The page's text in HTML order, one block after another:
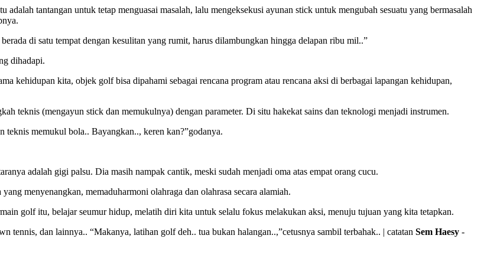
tantangan untuk tetap menguasai masalah, lalu mengeksekusi ayunan stick untuk mengubah sesuatu yang bermasalah
di satu tempat dengan kesulitan yang rumit, harus dilambungkan hingga delapan ribu mil..”
dihadapi.
kehidupan kita, objek golf bisa dipahami sebagai rencana program atau rencana aksi di berbagai lapangan kehidupan,
teknis (mengayun stick dan memukulnya) dengan parameter. Di situ hakekat sains dan teknologi menjadi instrumen.
teknis memukul bola.. Bayangkan.., keren kan?”godanya.
adalah gigi palsu. Dia masih nampak cantik, meski sudah menjadi oma atas empat orang cucu.
menyenangkan, memaduharmoni olahraga dan olahrasa secara alamiah.
golf itu, belajar seumur hidup, melatih diri kita untuk selalu fokus melakukan aksi, menuju tujuan yang kita tetapkan.
tennis, dan lainnya.. “Makanya, latihan golf deh.. tua bukan halangan..,”cetusnya sambil terbahak.. | catatan Sem Haesy -